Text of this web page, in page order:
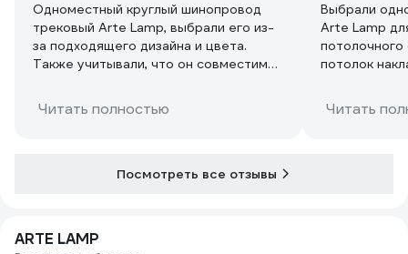
Одноместный круглый шинопровод
трековый Arte Lamp, выбрали его из-
за подходящего дизайна и цвета.
Также учитывали, что он совместим
трековыми светильниками данного
производителя, т.е. выбор
хорошо упакован на производстве.
Читать полностью
Выбрали
Arte Lamp
потолочного
потолок
Читать
Посмотреть все отзывы
ARTE LAMP